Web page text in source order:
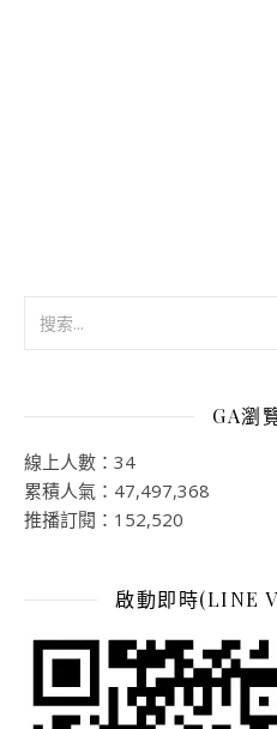
GA瀏
線上人數：34
累積人氣：47,497,368
推播訂閱：152,520
啟動即時(LINE